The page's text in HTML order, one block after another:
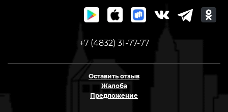
+7 (4832) 31-77-77
Оставить отзыв
Жалоба
Предложение